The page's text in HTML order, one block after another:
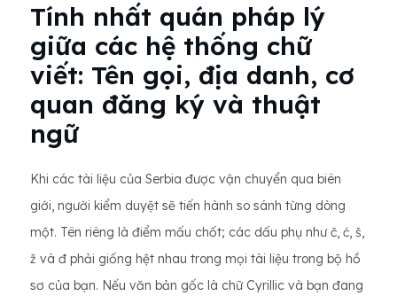
Tính nhất quán pháp lý
giữa các hệ thống chữ
viết: Tên gọi, địa danh, cơ
quan đăng ký và thuật
ngữ
Khi các tài liệu của Serbia được vận chuyển qua biên
giới, người kiểm duyệt sẽ tiến hành so sánh từng dòng
một. Tên riêng là điểm mấu chốt; các dấu phụ như č, ć, š,
ž và đ phải giống hệt nhau trong mọi tài liệu trong bộ hồ
sơ của bạn. Nếu văn bản gốc là chữ Cyrillic và bạn đang